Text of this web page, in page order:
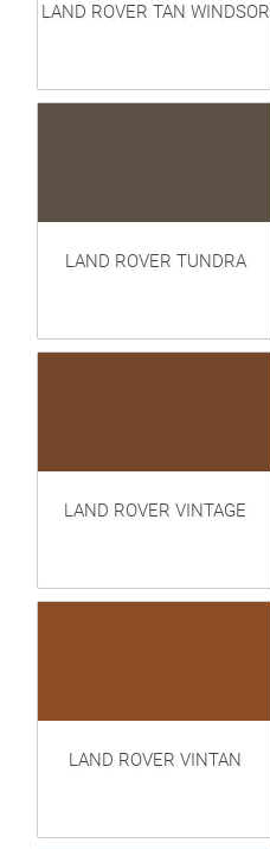
LAND ROVER TAN WINDSOR
LAND ROVER TUNDRA
LAND ROVER VINTAGE
LAND ROVER VINTAN